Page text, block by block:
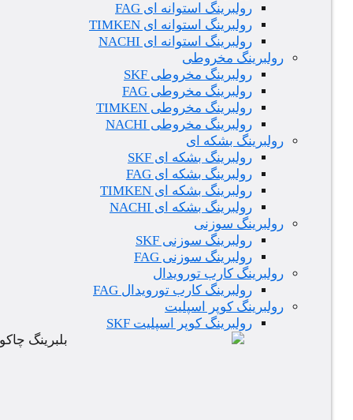
رولبرینگ استوانه ای FAG
رولبرینگ استوانه ای TIMKEN
رولبرینگ استوانه ای NACHI
رولبرینگ مخروطی
رولبرینگ مخروطی SKF
رولبرینگ مخروطی FAG
رولبرینگ مخروطی TIMKEN
رولبرینگ مخروطی NACHI
رولبرینگ بشکه ای
رولبرینگ بشکه ای SKF
رولبرینگ بشکه ای FAG
رولبرینگ بشکه ای TIMKEN
رولبرینگ بشکه ای NACHI
رولبرینگ سوزنی
رولبرینگ سوزنی SKF
رولبرینگ سوزنی FAG
رولبرینگ کارب تورویدال
رولبرینگ کارب تورویدال FAG
رولبرینگ کوپر اسپلیت
رولبرینگ کوپر اسپلیت SKF